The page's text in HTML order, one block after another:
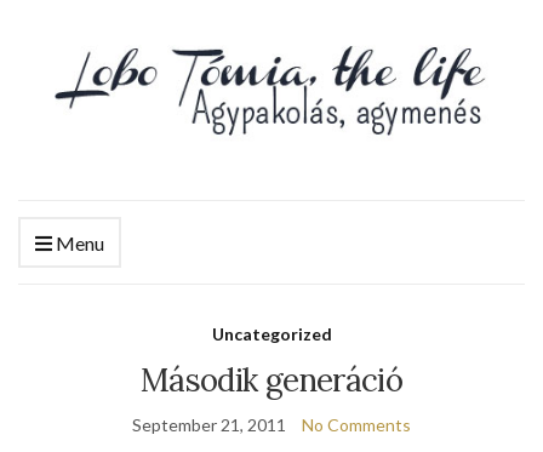
Menu
Uncategorized
Második generáció
September 21, 2011 No Comments